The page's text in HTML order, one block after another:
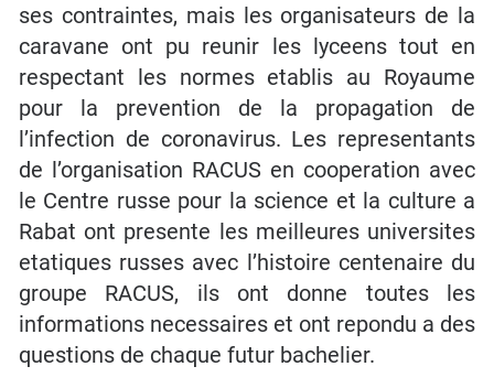
ses contraintes, mais les organisateurs de la
caravane ont pu reunir les lyceens tout en
respectant les normes etablis au Royaume
pour la prevention de la propagation de
l’infection de coronavirus. Les representants
de l’organisation RACUS en cooperation avec
le Centre russe pour la science et la culture a
Rabat ont presente les meilleures universites
etatiques russes avec l’histoire centenaire du
groupe RACUS, ils ont donne toutes les
informations necessaires et ont repondu a des
questions de chaque futur bachelier.